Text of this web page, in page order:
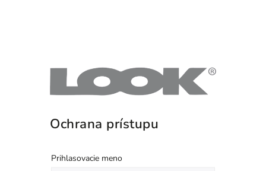
Ochrana prístupu
Prihlasovacie meno